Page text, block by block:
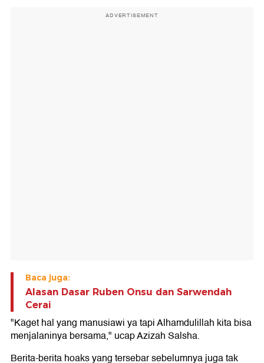
ADVERTISEMENT
Baca juga:
Alasan Dasar Ruben Onsu dan Sarwendah
Cerai
"Kaget hal yang manusiawi ya tapi Alhamdulillah kita bisa
menjalaninya bersama," ucap Azizah Salsha.
Berita-berita hoaks yang tersebar sebelumnya juga tak